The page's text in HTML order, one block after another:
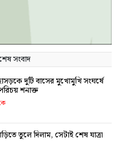
সংবাদ
দুটি বাসের মুখোমুখি সংঘর্ষে
শনাক্ত
দিলাম, সেটাই শেষ যাত্রা